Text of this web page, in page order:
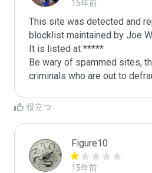
15年前
This site was detected and
blocklist maintained by Joe
It is listed at *****
Be wary of spammed sites,
criminals who are out to
役立つ
Figure10
15年前